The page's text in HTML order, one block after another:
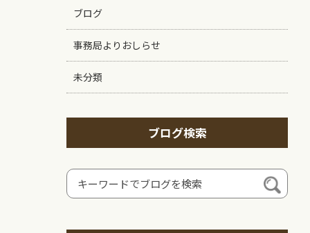
ブログ
事務局よりおしらせ
未分類
ブログ検索